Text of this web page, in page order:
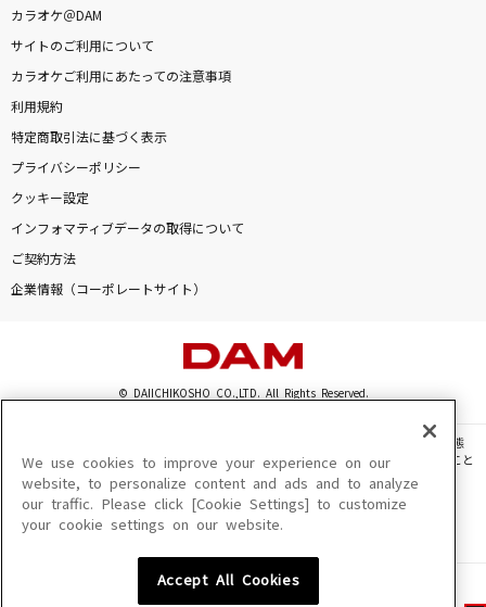
カラオケ＠DAM
サイトのご利用について
カラオケご利用にあたっての注意事項
利用規約
特定商取引法に基づく表示
プライバシーポリシー
クッキー設定
インフォマティブデータの取得について
ご契約方法
企業情報（コーポレートサイト）
© DAIICHIKOSHO CO.,LTD. All Rights Reserved.
このサイトに掲載されている一切の文章・画像・写真・動画・音声等を、手段や形態
を問わず、著作権法の定める範囲を超えて無断で複製、転載、ファイル化などすること
を禁じます。
楽曲及びコンテンツは、機種によりご利用いただけない場合があります。
楽曲及びコンテンツの配信日、配信内容が変更になる場合があります。
We use cookies to improve your experience on our
website, to personalize content and ads and to analyze
our traffic. Please click [Cookie Settings] to customize
your cookie settings on our website.
Accept All Cookies